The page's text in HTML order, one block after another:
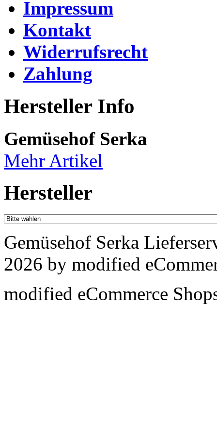
Impressum
Kontakt
Widerrufsrecht
Zahlung
Hersteller Info
Gemüsehof Serka
Mehr Artikel
Hersteller
Gemüsehof Serka
2026 by modified
modified eCommerce